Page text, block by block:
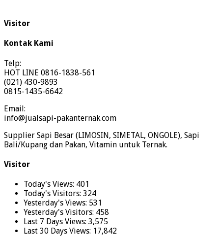
Visitor
Kontak Kami
Telp:
HOT LINE 0816-1838-561
(021) 430-9893
0815-1435-6642
Email:
info@jualsapi-pakanternak.com
Supplier Sapi Besar (LIMOSIN, SIMETAL, ONGOLE), Sapi
Bali/Kupang dan Pakan, Vitamin untuk Ternak.
Visitor
Today's Views: 401
Today's Visitors: 324
Yesterday's Views: 531
Yesterday's Visitors: 458
Last 7 Days Views: 3,575
Last 30 Days Views: 17,842